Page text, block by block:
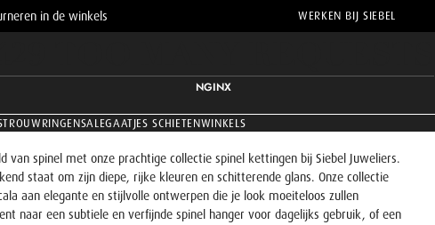
in de winkels WERKEN BIJ SIEBEL
NGINX
TROUWRINGENSALEGAATJES SCHIETENWINKELS
van spinel met onze prachtige collectie spinel kettingen bij Siebel Juweliers.
staat om zijn diepe, rijke kleuren en schitterende glans. Onze collectie
aan elegante en stijlvolle ontwerpen die je look moeiteloos zullen
naar een subtiele en verfijnde spinel hanger voor dagelijks gebruik, of een